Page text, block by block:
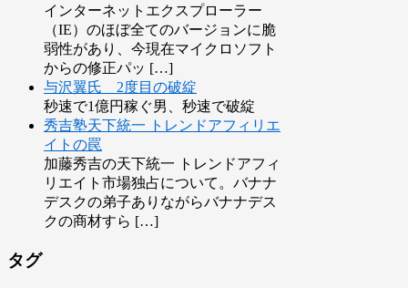
インターネットエクスプローラー
（IE）のほぼ全てのバージョンに脆
弱性があり、今現在マイクロソフト
からの修正パッ […]
与沢翼氏 2度目の破綻
秒速で1億円稼ぐ男、秒速で破綻
秀吉塾天下統一 トレンドアフィリエ
イトの罠
加藤秀吉の天下統一 トレンドアフィ
リエイト市場独占について。バナナ
デスクの弟子ありながらバナナデス
クの商材すら […]
タグ